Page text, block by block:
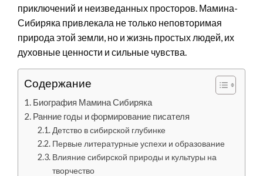
приключений и неизведанных просторов. Мамина-
Сибиряка привлекала не только неповторимая
природа этой земли, но и жизнь простых людей, их
духовные ценности и сильные чувства.
Содержание
Биография Мамина Сибиряка
Ранние годы и формирование писателя
Детство в сибирской глубинке
Первые литературные успехи и образование
Влияние сибирской природы и культуры на
творчество